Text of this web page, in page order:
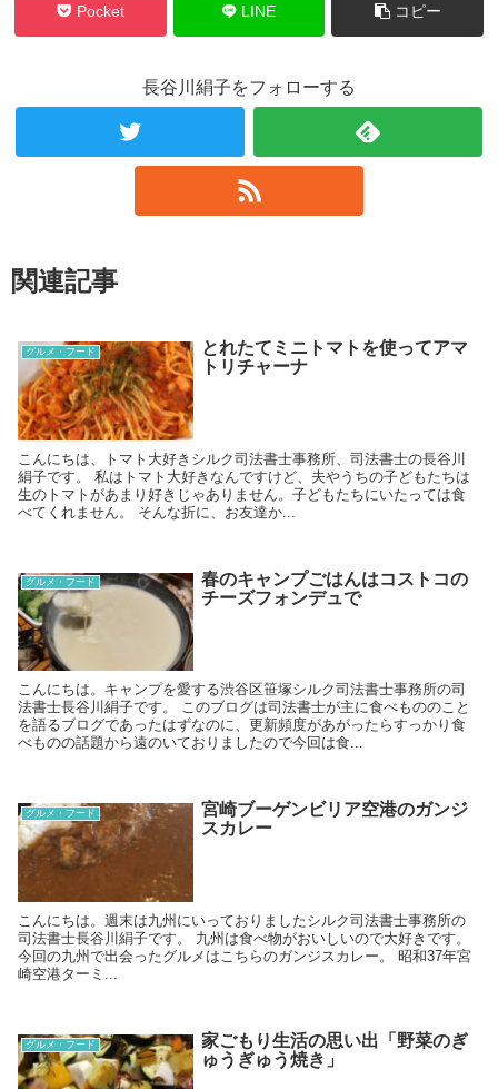
Pocket LINE コピー
長谷川絹子をフォローする
関連記事
グルメ・フード
とれたてミニトマトを使ってアマ
トリチャーナ
こんにちは、トマト大好きシルク司法書士事務所、司法書士の長谷川
絹子です。 私はトマト大好きなんですけど、夫やうちの子どもたちは
生のトマトがあまり好きじゃありません。子どもたちにいたっては食
べてくれません。 そんな折に、お友達か...
グルメ・フード
春のキャンプごはんはコストコの
チーズフォンデュで
こんにちは。キャンプを愛する渋谷区笹塚シルク司法書士事務所の司
法書士長谷川絹子です。 このブログは司法書士が主に食べもののこと
を語るブログであったはずなのに、更新頻度があがったらすっかり食
べものの話題から遠のいておりましたので今回は食...
グルメ・フード
宮崎ブーゲンビリア空港のガンジ
スカレー
こんにちは。週末は九州にいっておりましたシルク司法書士事務所の
司法書士長谷川絹子です。 九州は食べ物がおいしいので大好きです。
今回の九州で出会ったグルメはこちらのガンジスカレー。 昭和37年宮
崎空港ターミ...
グルメ・フード
家ごもり生活の思い出「野菜のぎ
ゅうぎゅう焼き」